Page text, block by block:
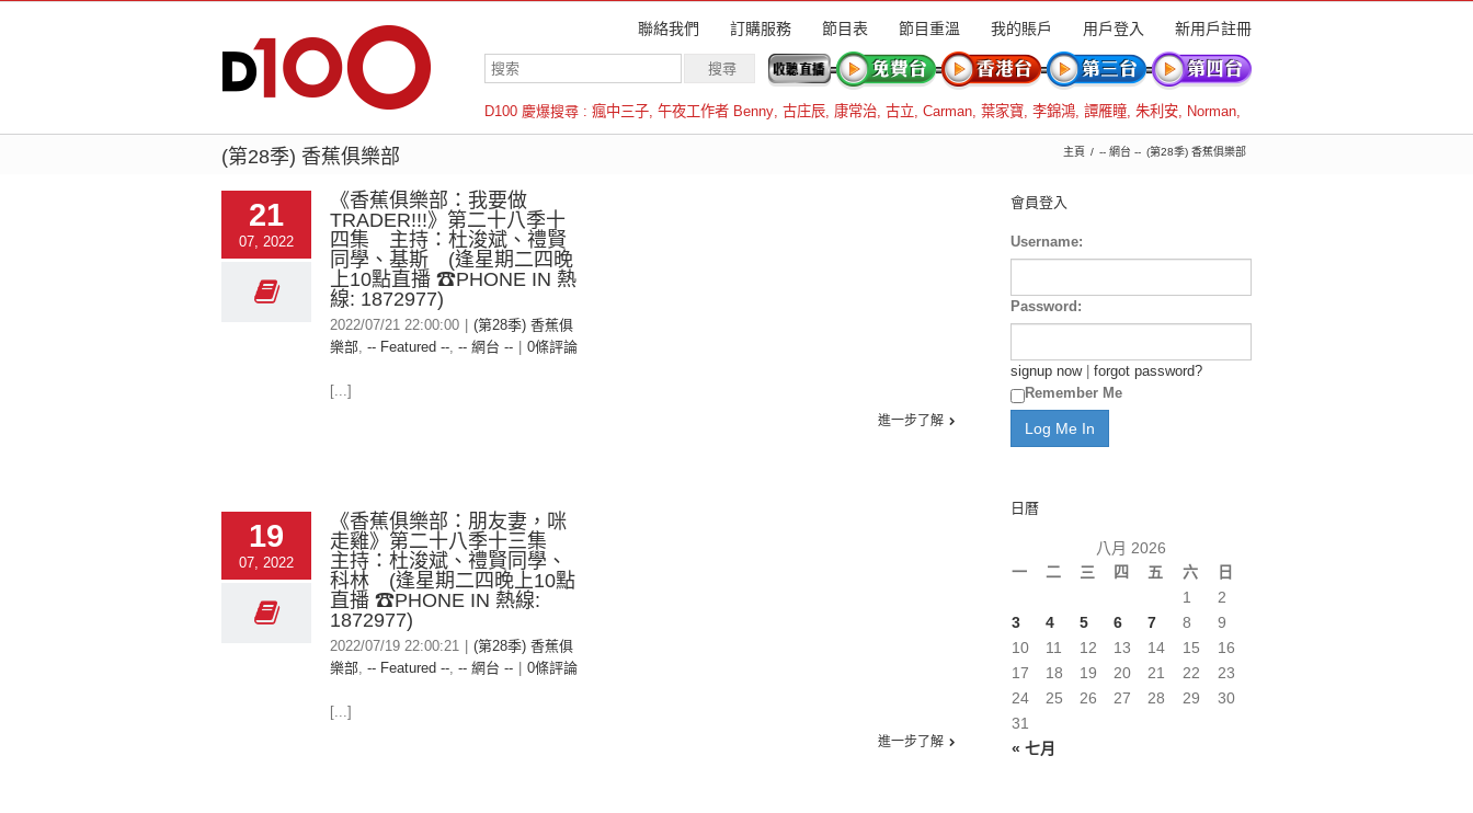
聯絡我們 訂購服務 節目表 節目重溫 我的賬戶 用戶登入 新用戶註冊
D100 慶爆搜尋 : 瘋中三子, 午夜工作者 Benny, 古庄辰, 康常治, 古立, Carman, 葉家寶, 李錦鴻, 譚雁瞳, 朱利安, Norman,
羅倫斯
(第28季) 香蕉俱樂部 主頁 -- 網台 -- (第28季) 香蕉俱樂部
21
07, 2022
《香蕉俱樂部：我要做
TRADER!!!》第二十八季十
四集 主持：杜浚斌、禮賢
同學、基斯 (逢星期二四晚
上10點直播 ☎PHONE IN 熱
線: 1872977)
2022/07/21 22:00:00
(第28季) 香蕉俱
樂部, -- Featured --, -- 網台 -- 0條評論
[...]
進一步了解
19
07, 2022
《香蕉俱樂部：朋友妻，咪
走雞》第二十八季十三集
主持：杜浚斌、禮賢同學、
科林 (逢星期二四晚上10點
直播 ☎PHONE IN 熱線:
1872977)
2022/07/19 22:00:21
(第28季) 香蕉俱
樂部, -- Featured --, -- 網台 -- 0條評論
[...]
進一步了解
會員登入
Username:
Password:
signup now| forgot password?
Remember Me
日曆
八月 2026
一
二 三 四 五 六 日
« 七月
1
2
3
4 5 6 7 8
9
10
11 12 13 14 15
16
17
18 19 20 21 22
23
24
25 26 27 28 29
30
31